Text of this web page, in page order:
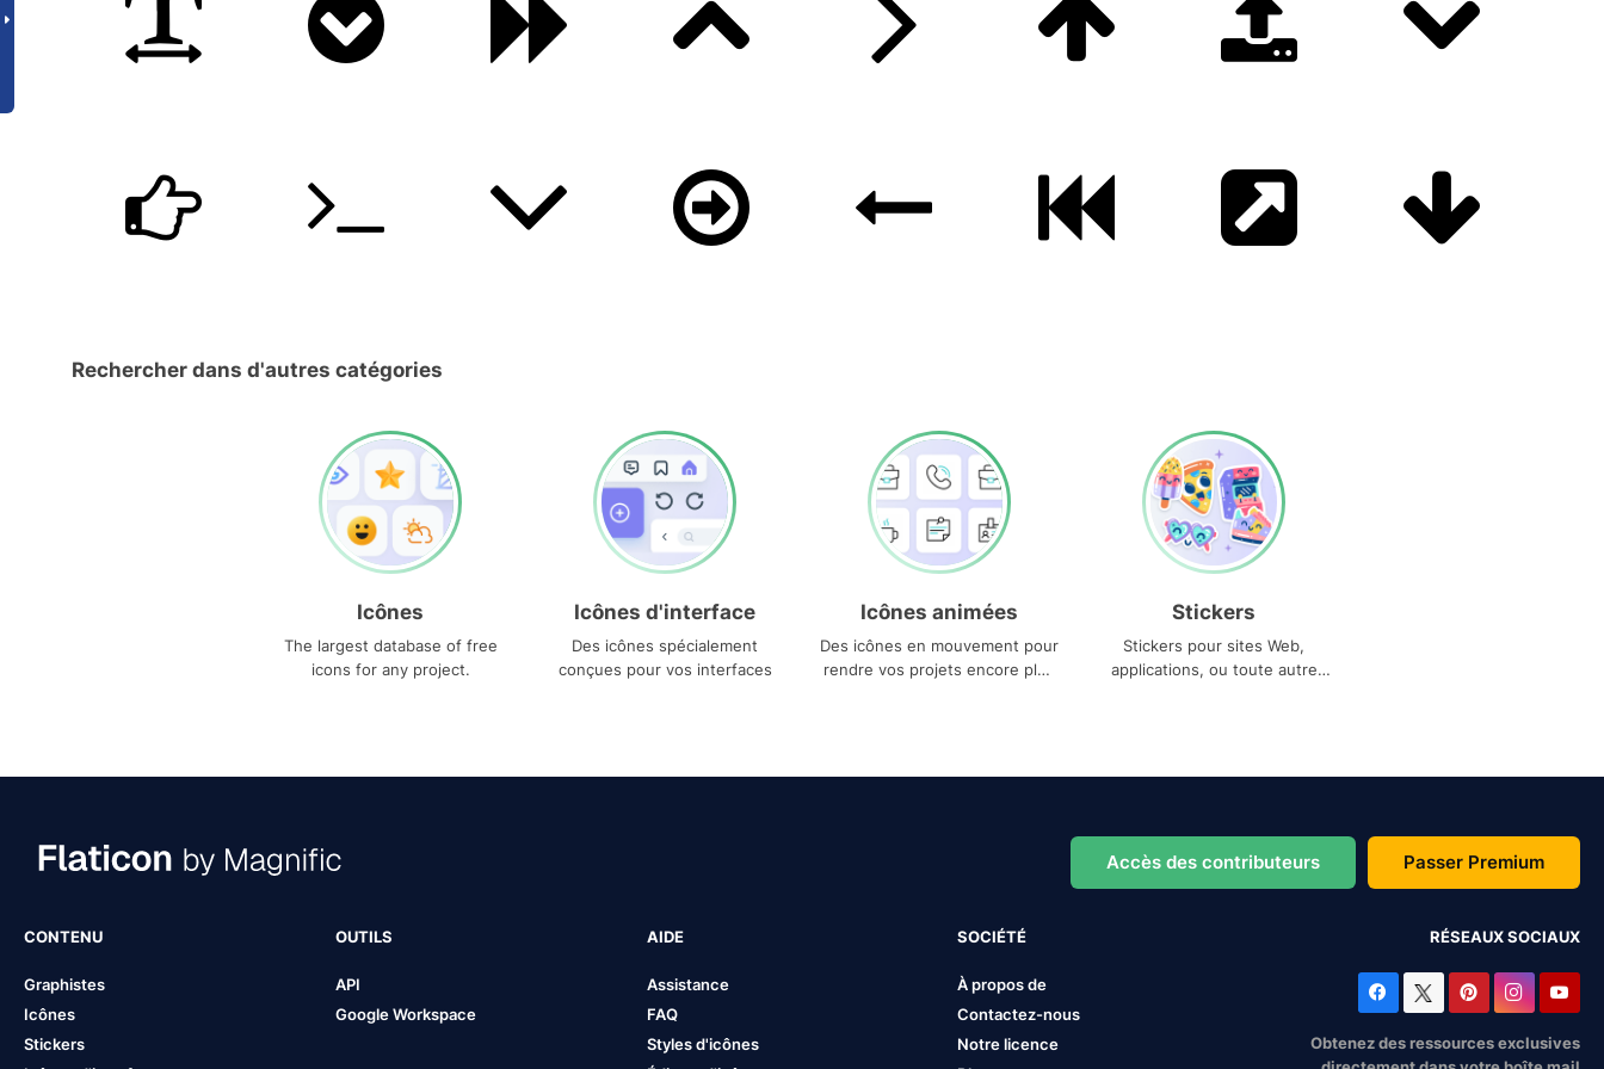
Rechercher dans d'autres catégories
Icônes
The largest database of free
icons for any project.
Icônes d'interface
Des icônes spécialement
conçues pour vos interfaces
Icônes animées
Des icônes en mouvement pour
rendre vos projets encore plus
Stickers
Stickers pour sites Web,
applications, ou toute autre
Accès des contributeurs Passer Premium
CONTENU
Graphistes
Icônes
Stickers
OUTILS
API
Google Workspace
AIDE
Assistance
FAQ
Styles d'icônes
SOCIÉTÉ
À propos de
Contactez-nous
Notre licence
RÉSEAUX SOCIAUX
Obtenez des ressources exclusives